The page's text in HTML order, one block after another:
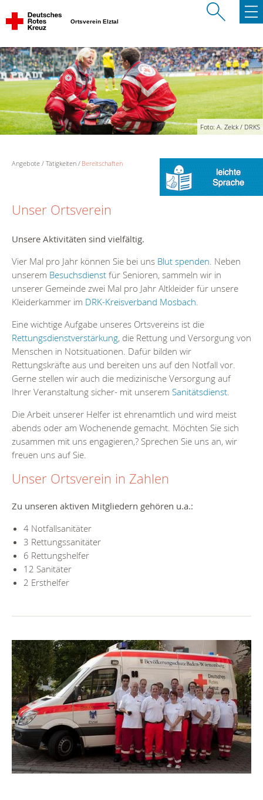
Ortsverein Elztal
Foto: A. Zelck / DRKS
Angebote Tätigkeiten Bereitschaften
Unser Ortsverein
Unsere Aktivitäten sind vielfältig.
Vier Mal pro Jahr können Sie bei uns Blut spenden. Neben
unserem Besuchsdienst für Senioren, sammeln wir in
unserer Gemeinde zwei Mal pro Jahr Altkleider für unsere
Kleiderkammer im DRK-Kreisverband Mosbach.
Eine wichtige Aufgabe unseres Ortsvereins ist die
Rettungsdienstverstärkung, die Rettung und Versorgung von
Menschen in Notsituationen. Dafür bilden wir
Rettungskräfte aus und bereiten uns auf den Notfall vor.
Gerne stellen wir auch die medizinische Versorgung auf
Ihrer Veranstaltung sicher- mit unserem Sanitätsdienst.
Die Arbeit unserer Helfer ist ehrenamtlich und wird meist
abends oder am Wochenende gemacht. Möchten Sie sich
zusammen mit uns engagieren,? Sprechen Sie uns an, wir
freuen uns auf Sie.
Unser Ortsverein in Zahlen
Zu unseren aktiven Mitgliedern gehören u.a.:
4 Notfallsanitäter
3 Rettungssanitäter
6 Rettungshelfer
12 Sanitäter
2 Ersthelfer